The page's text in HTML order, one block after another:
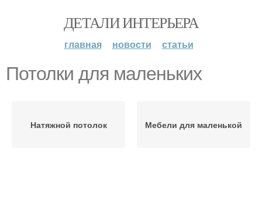
ДЕТАЛИ ИНТЕРЬЕРА
главная новости статьи
Потолки для маленьких
Натяжной потолок Мебели для маленькой